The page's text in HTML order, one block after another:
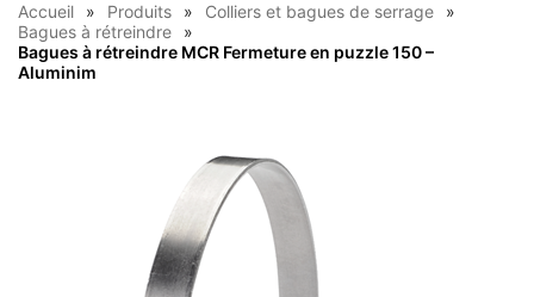
Accueil Produits
Colliers et bagues de serrage
Bagues à rétreindre
Bagues à rétreindre MCR Fermeture en puzzle 150 –
Aluminim